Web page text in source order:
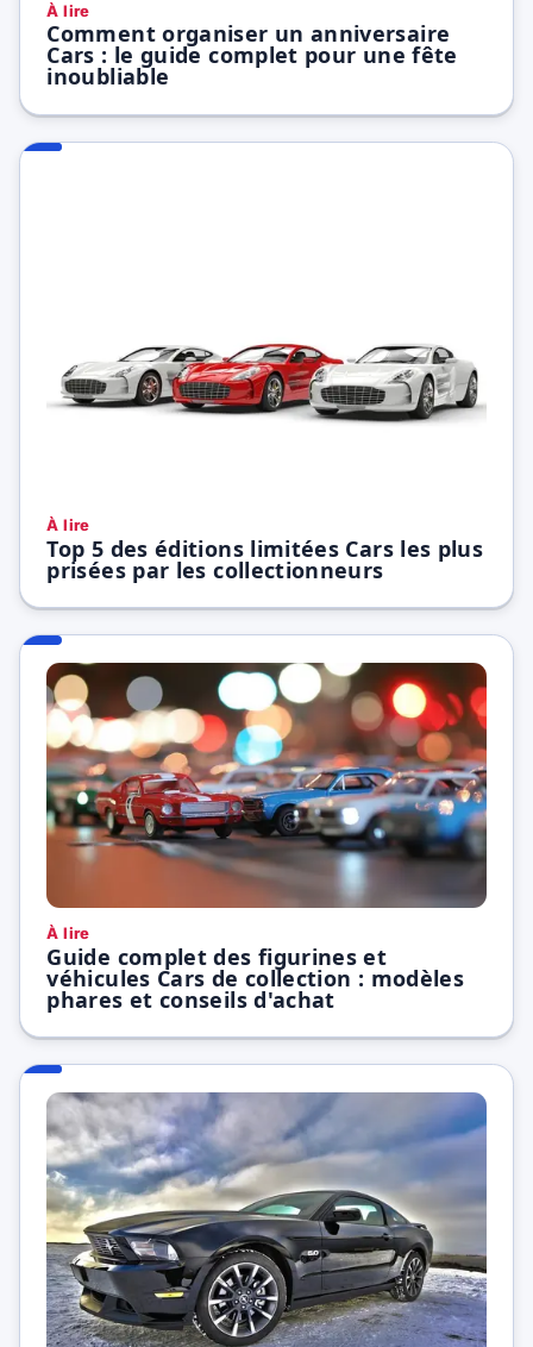
À lire
Comment organiser un anniversaire
Cars : le guide complet pour une fête
inoubliable
À lire
Top 5 des éditions limitées Cars les plus
prisées par les collectionneurs
À lire
Guide complet des figurines et
véhicules Cars de collection : modèles
phares et conseils d'achat